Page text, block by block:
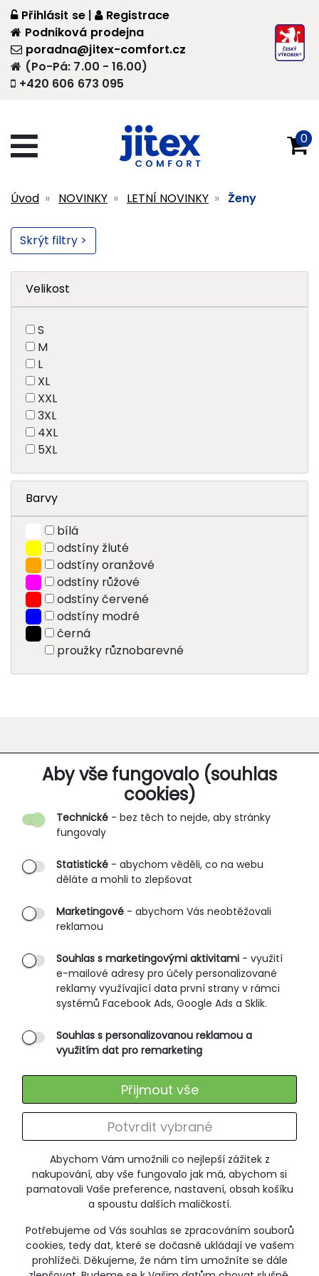
Aby vše fungovalo (souhlas
cookies)
Abychom Vám umožnili co nejlepší zážitek z
nakupování, aby vše fungovalo jak má, abychom si
pamatovali Vaše preference, nastavení, obsah košíku
a spoustu dalších maličkostí.
Potřebujeme od Vás souhlas se zpracováním souborů
cookies, tedy dat, které se dočasně ukládají ve vašem
prohlížeči. Děkujeme, že nám tím umožníte se dále
Technické - bez těch to nejde, aby stránky
fungovaly
Statistické - abychom věděli, co na webu
děláte a mohli to zlepšovat
Marketingové - abychom Vás neobtěžovali
reklamou
Souhlas s marketingovými aktivitami - využití
e-mailové adresy pro účely personalizované
reklamy využívající data první strany v rámci
systémů Facebook Ads, Google Ads a Sklik.
Souhlas s personalizovanou reklamou a
využitím dat pro remarketing
Potvrdit vybrané
Přijmout vše
+420 606 673 095
(Po-Pá: 7.00 - 16.00)
poradna@jitex-comfort.cz
Přihlásit se |
Registrace
Podniková prodejna
0
Úvod NOVINKY LETNÍ NOVINKY Ženy
Skrýt filtry >
Velikost
S
M
L
XL
XXL
3XL
4XL
5XL
Barvy
bílá
odstíny žluté
odstíny oranžové
odstíny růžové
odstíny červené
odstíny modré
černá
proužky různobarevné
O SPOLEČNOSTI
O nás
Partnerské prodejny
B2B vstup
PRŮVODCE NAKUPOVÁNÍM
Obchodní podmínky
Rozměrové tabulky
Způsoby doručení
Ochrana osobních údajů
SLUŽBY ZÁKAZNÍKŮM
Výměna zboží
ODEBÍRÁNÍ NEWSLETTERU
+420 606 673 095
poradna@jitex-comfort.cz